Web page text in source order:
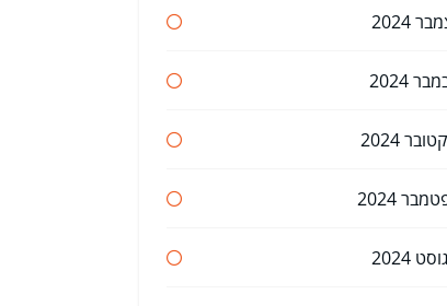
2024
2024
2024
2024
2024